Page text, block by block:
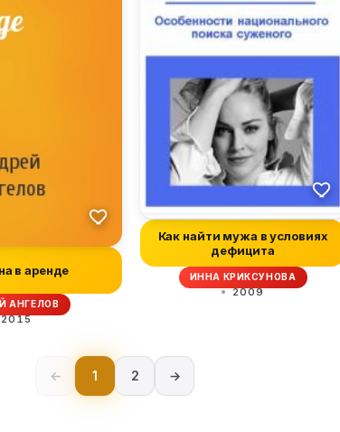
в аренде
АНГЕЛОВ
2015
Как найти мужа в условиях
дефицита
ИННА КРИКСУНОВА
2009
← 1 2 →